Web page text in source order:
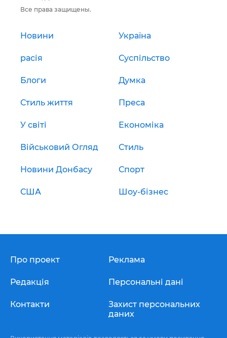
Все права защищены.
Новини Україна
расія Суспільство
Блоги Думка
Стиль життя Преса
У світі Економіка
Військовий Огляд Стиль
Новини Донбасу Спорт
США Шоу-бізнес
Про проект
Редакція
Контакти
Реклама
Персональні дані
Захист персональних
даних